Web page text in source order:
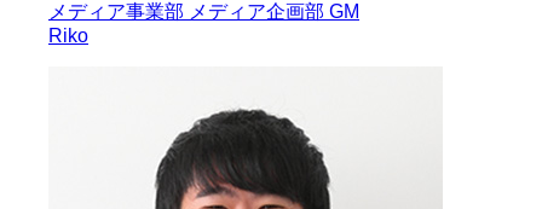
メディア事業部 メディア企画部 GM
Riko